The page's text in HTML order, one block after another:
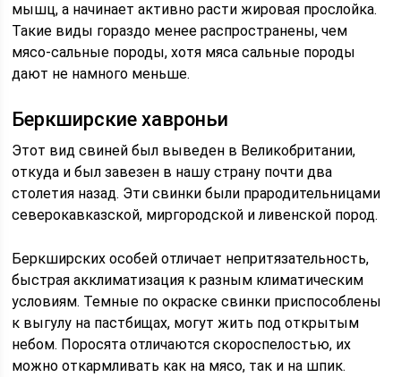
мышц, а начинает активно расти жировая прослойка.
Такие виды гораздо менее распространены, чем
мясо-сальные породы, хотя мяса сальные породы
дают не намного меньше.
Беркширские хавроньи
Этот вид свиней был выведен в Великобритании,
откуда и был завезен в нашу страну почти два
столетия назад. Эти свинки были прародительницами
северокавказской, миргородской и ливенской пород.
Беркширских особей отличает непритязательность,
быстрая акклиматизация к разным климатическим
условиям. Темные по окраске свинки приспособлены
к выгулу на пастбищах, могут жить под открытым
небом. Поросята отличаются скороспелостью, их
можно откармливать как на мясо, так и на шпик.